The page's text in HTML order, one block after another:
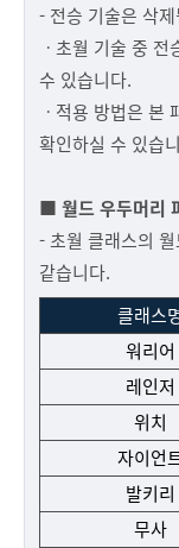
- 전승 기술은 삭
ㆍ초월 기술 중 전
수 있습니다.
ㆍ적용 방법은 본
확인하실 수 있습
■ 월드 우두머리
- 초월 클래스의
같습니다.
클래스
워리어
레인저
위치
자이언
발키리
무사